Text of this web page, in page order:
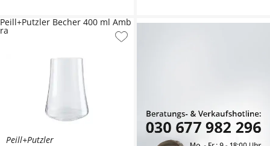
Peill+Putzler
Peill+Putzler Becher 400 ml Amb
ra